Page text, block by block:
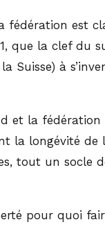
est
que la clef du
Suisse) à
la fédération
la longévité
tout un socle
pour quoi